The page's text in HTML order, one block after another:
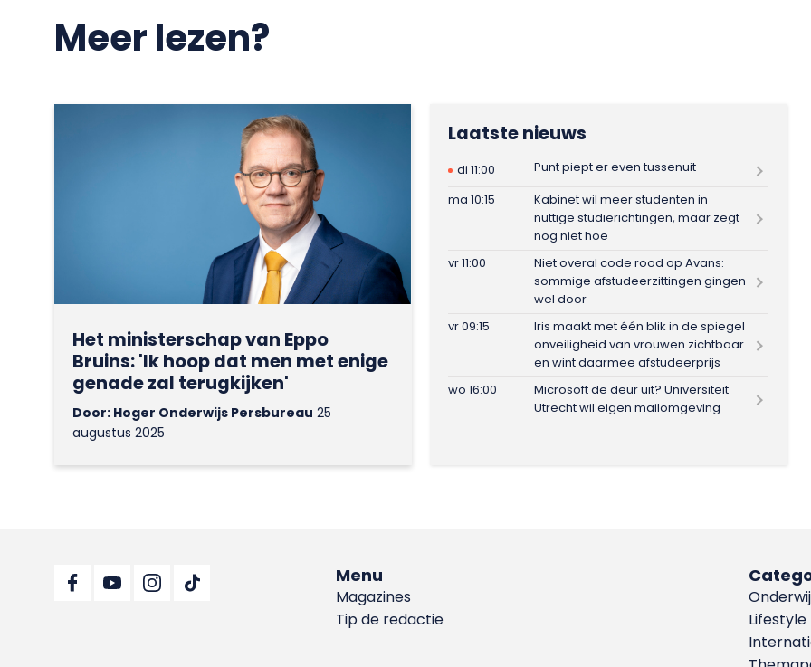
Meer lezen?
Het ministerschap van Eppo
Bruins: 'Ik hoop dat men met enige
genade zal terugkijken'
Door: Hoger Onderwijs Persbureau 25
augustus 2025
Laatste nieuws
di 11:00
Punt piept er even tussenuit
ma 10:15
Kabinet wil meer studenten in
nuttige studierichtingen, maar zegt
nog niet hoe
vr 11:00
Niet overal code rood op Avans:
sommige afstudeerzittingen gingen
wel door
vr 09:15
Iris maakt met één blik in de spiegel
onveiligheid van vrouwen zichtbaar
en wint daarmee afstudeerprijs
wo 16:00
Microsoft de deur uit? Universiteit
Utrecht wil eigen mailomgeving
Menu
Magazines
Tip de redactie
Lifestyle